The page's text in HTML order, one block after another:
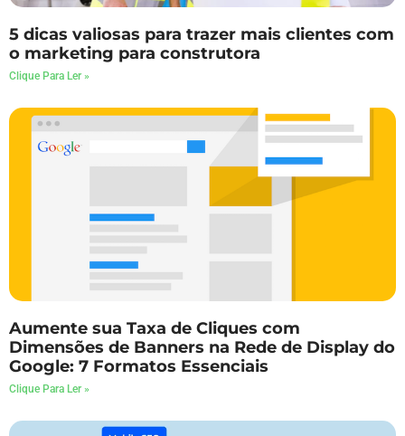
5 dicas valiosas para trazer mais clientes com
o marketing para construtora
Clique Para Ler »
Aumente sua Taxa de Cliques com
Dimensões de Banners na Rede de Display do
Google: 7 Formatos Essenciais
Clique Para Ler »